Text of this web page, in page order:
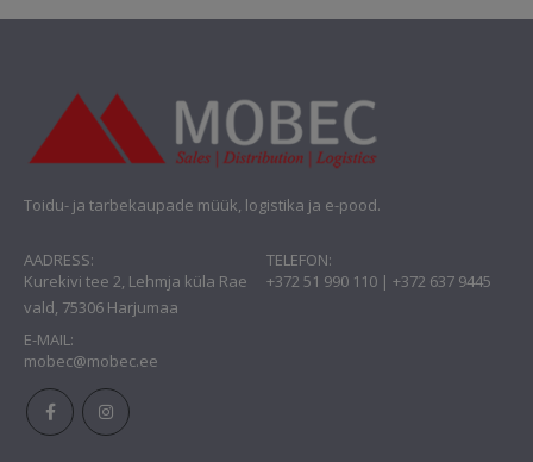
Toidu- ja tarbekaupade müük, logistika ja e-pood.
AADRESS:
Kurekivi tee 2, Lehmja küla Rae
vald, 75306 Harjumaa
TELEFON:
+372 51 990 110 | +372 637 9445
E-MAIL:
mobec@mobec.ee